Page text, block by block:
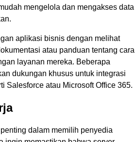
mengelola dan mengakses data
aplikasi bisnis dengan melihat
atau panduan tentang cara
layanan mereka. Beberapa
dukungan khusus untuk integrasi
Salesforce atau Microsoft Office 365.
dalam memilih penyedia